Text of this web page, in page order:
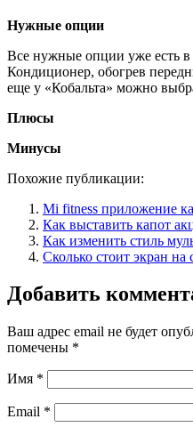
Нужные опции
Все нужные опции уже есть в
Кондиционер, обогрев
еще у «Кобальта» можно
Плюсы
Минусы
Похожие публикации:
Mi fitness приложение
Как выставить капот
Как изменить стиль
Сколько стоит экран на
Добавить
Ваш адрес email не будет
помечены *
Имя *
Email *